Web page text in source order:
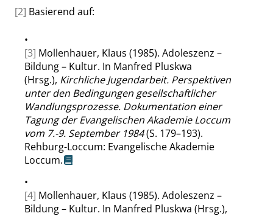
[2] Basierend auf:
•
[3] Mollenhauer, Klaus (1985). Adoleszenz –
Bildung – Kultur. In Manfred Pluskwa
(Hrsg.), Kirchliche Jugendarbeit. Perspektiven
unter den Bedingungen gesellschaftlicher
Wandlungsprozesse. Dokumentation einer
Tagung der Evangelischen Akademie Loccum
vom 7.-9. September 1984(S. 179–193).
Rehburg-Loccum: Evangelische Akademie
Loccum.
•
[4] Mollenhauer, Klaus (1985). Adoleszenz –
Bildung – Kultur. In Manfred Pluskwa (Hrsg.),